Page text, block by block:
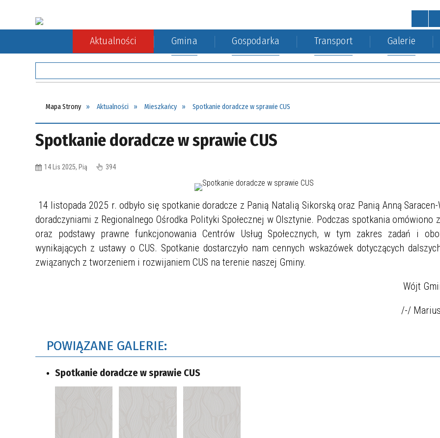
STRONA GŁÓWNA
Aktualności Gmina Gospodarka Transport Galerie
Mapa Strony Aktualności Mieszkańcy Spotkanie doradcze w sprawie CUS
Spotkanie doradcze w sprawie CUS
14 Lis 2025, Pią 394
14 listopada 2025 r. odbyło się spotkanie doradcze z Panią Natalią Sikorską oraz Panią Anną
doradczyniami z Regionalnego Ośrodka Polityki Społecznej w Olsztynie. Podczas spotkania omówiono
oraz podstawy prawne funkcjonowania Centrów Usług Społecznych, w tym zakres zadań i
wynikających z ustawy o CUS. Spotkanie dostarczyło nam cennych wskazówek dotyczących
związanych z tworzeniem i rozwijaniem CUS na terenie naszej Gminy.
Wójt
/-/
POWIĄZANE GALERIE:
Spotkanie doradcze w sprawie CUS